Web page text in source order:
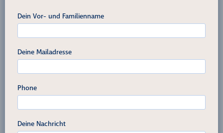
Dein Vor- und Familienname
Deine Mailadresse
Phone
Deine Nachricht